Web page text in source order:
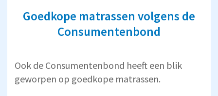
Goedkope matrassen volgens de
Consumentenbond
Ook de Consumentenbond heeft een blik
geworpen op goedkope matrassen.